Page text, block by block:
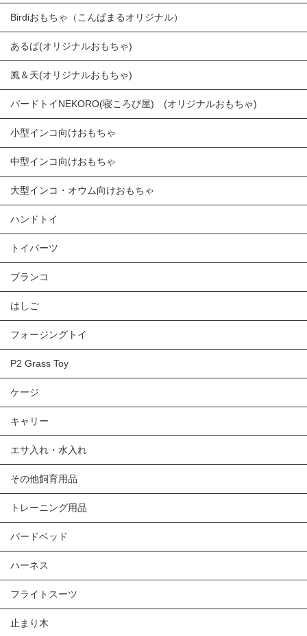
Birdiおもちゃ（こんぱまるオリジナル）
あるば(オリジナルおもちゃ)
風＆天(オリジナルおもちゃ)
バードトイNEKORO(寝ころび屋) (オリジナルおもちゃ)
小型インコ向けおもちゃ
中型インコ向けおもちゃ
大型インコ・オウム向けおもちゃ
ハンドトイ
トイパーツ
ブランコ
はしご
フォージングトイ
P2 Grass Toy
ケージ
キャリー
エサ入れ・水入れ
その他飼育用品
トレーニング用品
バードベッド
ハーネス
フライトスーツ
止まり木